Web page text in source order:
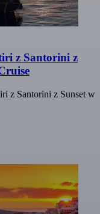
z Santorini z
z Santorini z Sunset w